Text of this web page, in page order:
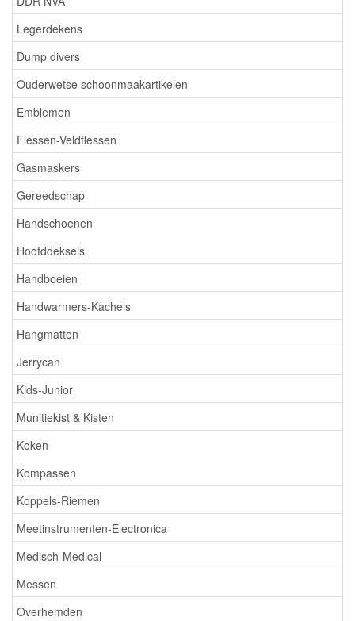
Legerdekens
Dump divers
Ouderwetse schoonmaakartikelen
Emblemen
Flessen-Veldflessen
Gasmaskers
Gereedschap
Handschoenen
Hoofddeksels
Handboeien
Handwarmers-Kachels
Hangmatten
Jerrycan
Kids-Junior
Munitiekist & Kisten
Koken
Kompassen
Koppels-Riemen
Meetinstrumenten-Electronica
Medisch-Medical
Messen
Overhemden